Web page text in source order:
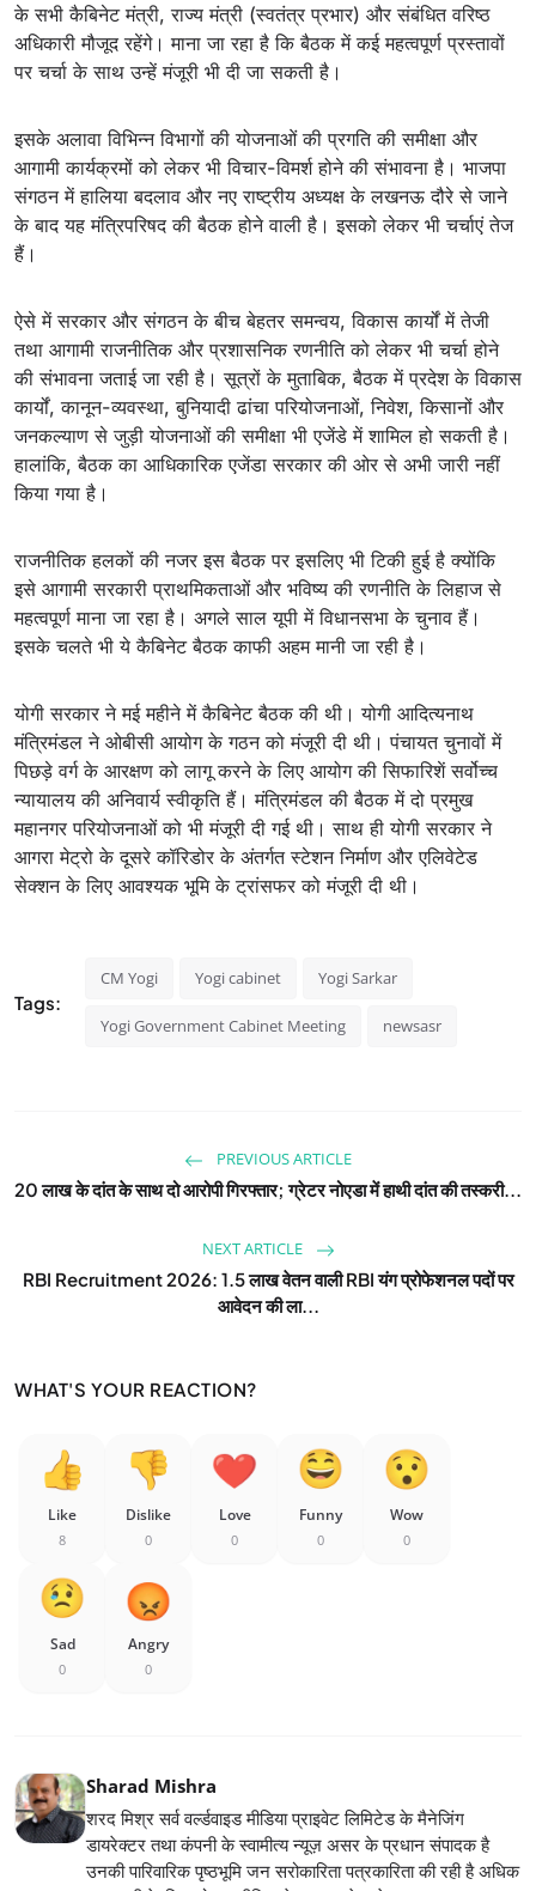
के सभी कैबिनेट मंत्री, राज्य मंत्री (स्वतंत्र प्रभार) और संबंधित वरिष्ठ
अधिकारी मौजूद रहेंगे। माना जा रहा है कि बैठक में कई महत्वपूर्ण प्रस्तावों
पर चर्चा के साथ उन्हें मंजूरी भी दी जा सकती है।
इसके अलावा विभिन्न विभागों की योजनाओं की प्रगति की समीक्षा और
आगामी कार्यक्रमों को लेकर भी विचार-विमर्श होने की संभावना है। भाजपा
संगठन में हालिया बदलाव और नए राष्ट्रीय अध्यक्ष के लखनऊ दौरे से जाने
के बाद यह मंत्रिपरिषद की बैठक होने वाली है। इसको लेकर भी चर्चाएं तेज
हैं।
ऐसे में सरकार और संगठन के बीच बेहतर समन्वय, विकास कार्यों में तेजी
तथा आगामी राजनीतिक और प्रशासनिक रणनीति को लेकर भी चर्चा होने
की संभावना जताई जा रही है। सूत्रों के मुताबिक, बैठक में प्रदेश के विकास
कार्यों, कानून-व्यवस्था, बुनियादी ढांचा परियोजनाओं, निवेश, किसानों और
जनकल्याण से जुड़ी योजनाओं की समीक्षा भी एजेंडे में शामिल हो सकती है।
हालांकि, बैठक का आधिकारिक एजेंडा सरकार की ओर से अभी जारी नहीं
किया गया है।
राजनीतिक हलकों की नजर इस बैठक पर इसलिए भी टिकी हुई है क्योंकि
इसे आगामी सरकारी प्राथमिकताओं और भविष्य की रणनीति के लिहाज से
महत्वपूर्ण माना जा रहा है। अगले साल यूपी में विधानसभा के चुनाव हैं।
इसके चलते भी ये कैबिनेट बैठक काफी अहम मानी जा रही है।
योगी सरकार ने मई महीने में कैबिनेट बैठक की थी। योगी आदित्यनाथ
मंत्रिमंडल ने ओबीसी आयोग के गठन को मंजूरी दी थी। पंचायत चुनावों में
पिछड़े वर्ग के आरक्षण को लागू करने के लिए आयोग की सिफारिशें सर्वोच्च
न्यायालय की अनिवार्य स्वीकृति हैं। मंत्रिमंडल की बैठक में दो प्रमुख
महानगर परियोजनाओं को भी मंजूरी दी गई थी। साथ ही योगी सरकार ने
आगरा मेट्रो के दूसरे कॉरिडोर के अंतर्गत स्टेशन निर्माण और एलिवेटेड
सेक्शन के लिए आवश्यक भूमि के ट्रांसफर को मंजूरी दी थी।
Tags:
CM Yogi Yogi cabinet Yogi Sarkar
Yogi Government Cabinet Meeting newsasr
PREVIOUS ARTICLE
20 लाख के दांत के साथ दो आरोपी गिरफ्तार; ग्रेटर नोएडा में हाथी दांत की तस्करी...
NEXT ARTICLE
RBI Recruitment 2026: 1.5 लाख वेतन वाली RBI यंग प्रोफेशनल पदों पर
आवेदन की ला...
WHAT'S YOUR REACTION?
Like
8
Dislike
0
Love
0
Funny
0
Wow
0
Sad
0
Angry
0
Sharad Mishra
शरद मिश्र सर्व वर्ल्डवाइड मीडिया प्राइवेट लिमिटेड के मैनेजिंग
डायरेक्टर तथा कंपनी के स्वामीत्य न्यूज़ असर के प्रधान संपादक है
उनकी पारिवारिक पृष्ठभूमि जन सरोकारिता पत्रकारिता की रही है अधिक